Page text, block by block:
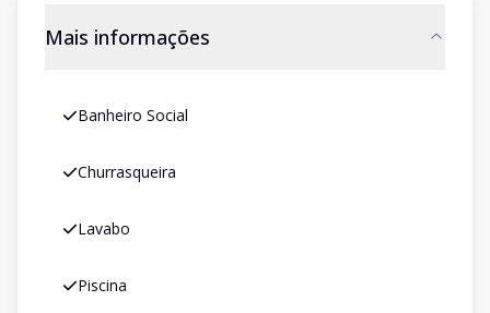
Mais informações
Banheiro Social
Churrasqueira
Lavabo
Piscina